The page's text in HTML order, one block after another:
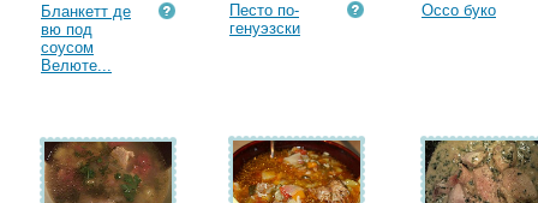
Бланкетт де
вю под
соусом
Велюте...
Песто по-
генуэзски
Оссо буко